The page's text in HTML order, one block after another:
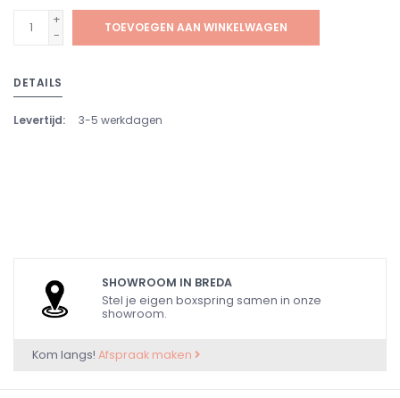
+
-
TOEVOEGEN AAN WINKELWAGEN
DETAILS
Levertijd: 3-5 werkdagen
SHOWROOM IN BREDA
Stel je eigen boxspring samen in onze
showroom.
Kom langs! Afspraak maken